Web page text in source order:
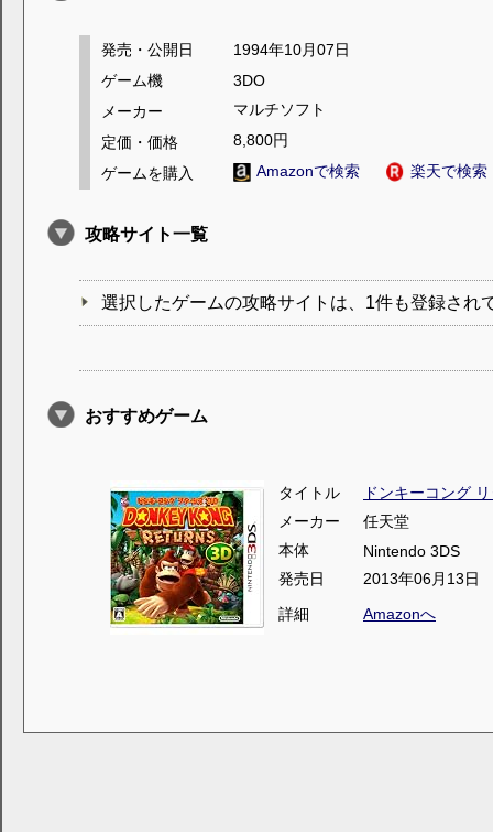
発売・公開日
1994年10月07日
ゲーム機
3DO
メーカー
マルチソフト
定価・価格
8,800円
ゲームを購入
Amazonで検索 楽天で検索
攻略サイト一覧
選択したゲームの攻略サイトは、1件も登録され
おすすめゲーム
タイトル
ドンキーコング
メーカー
任天堂
本体
Nintendo 3DS
発売日
2013年06月13日
詳細
Amazonへ